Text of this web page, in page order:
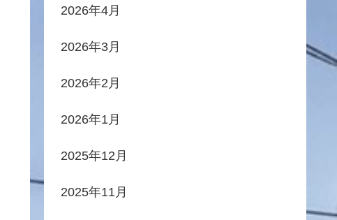
2026年4月
2026年3月
2026年2月
2026年1月
2025年12月
2025年11月